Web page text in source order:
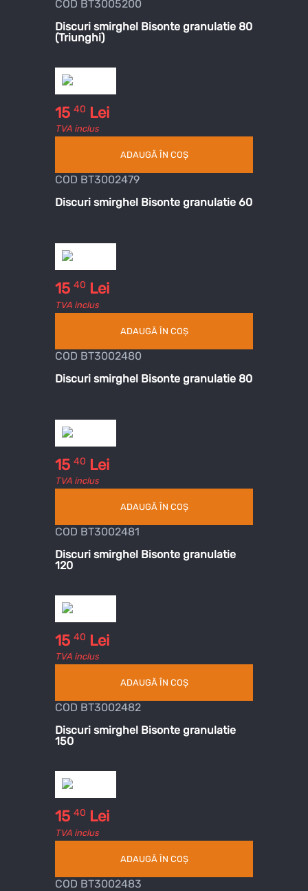
COD BT3005200
Discuri smirghel Bisonte granulatie 80
(Triunghi)
15 40 Lei
TVA inclus
ADAUGĂ ÎN COȘ
COD BT3002479
Discuri smirghel Bisonte granulatie 60
15 40 Lei
TVA inclus
ADAUGĂ ÎN COȘ
COD BT3002480
Discuri smirghel Bisonte granulatie 80
15 40 Lei
TVA inclus
ADAUGĂ ÎN COȘ
COD BT3002481
Discuri smirghel Bisonte granulatie
120
15 40 Lei
TVA inclus
ADAUGĂ ÎN COȘ
COD BT3002482
Discuri smirghel Bisonte granulatie
150
15 40 Lei
TVA inclus
ADAUGĂ ÎN COȘ
COD BT3002483